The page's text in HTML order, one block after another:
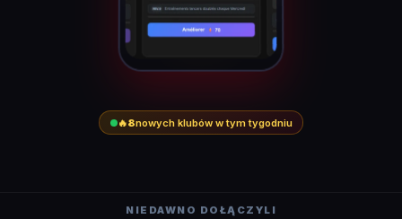
🔥8nowych klubów w tym tygodniu
NIEDAWNO DOŁĄCZYLI